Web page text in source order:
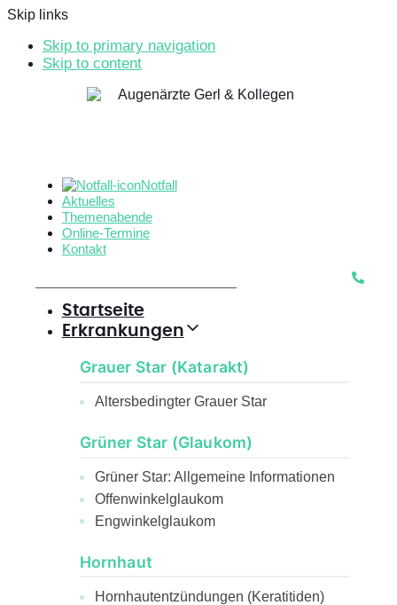
Skip links
Skip to primary navigation
Skip to content
Notfall
Aktuelles
Themenabende
Online-Termine
Kontakt
Startseite
Erkrankungen
Grauer Star (Katarakt)
Altersbedingter Grauer Star
Grüner Star (Glaukom)
Grüner Star: Allgemeine Informationen
Offenwinkelglaukom
Engwinkelglaukom
Hornhaut
Hornhautentzündungen (Keratitiden)